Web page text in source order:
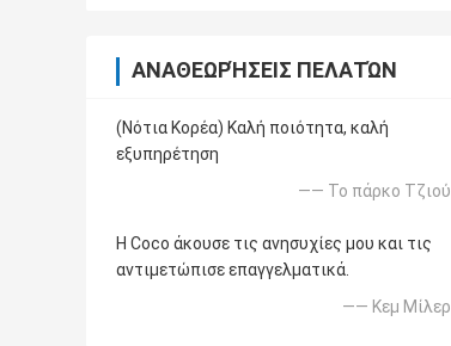
ΑΝΑΘΕΩΡΉΣΕΙΣ ΠΕΛΑΤΏΝ
(Νότια Κορέα) Καλή ποιότητα, καλή
εξυπηρέτηση
—— Το πάρκο Τζιού
Η Coco άκουσε τις ανησυχίες μου και τις
αντιμετώπισε επαγγελματικά.
—— Κεμ Μίλερ